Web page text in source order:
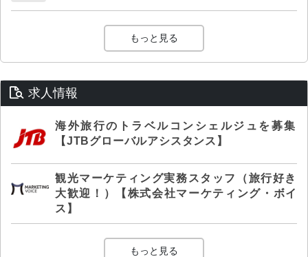
もっと見る
求人情報
海外旅行のトラベルコンシェルジュを募集
【JTBグローバルアシスタンス】
観光マーケティング実務スタッフ（旅行好き
大歓迎！）【株式会社マーケティング・ボイ
ス】
もっと見る